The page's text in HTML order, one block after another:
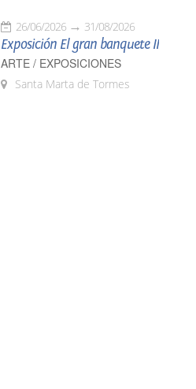
26/06/2026 31/08/2026
Exposición El gran banquete II
ARTE / EXPOSICIONES
Santa Marta de Tormes